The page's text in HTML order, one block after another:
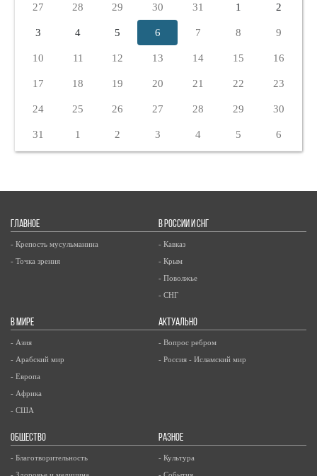
27 28 29 30 31 1 2
3 4 5 6 7 8 9
10 11 12 13 14 15 16
17 18 19 20 21 22 23
24 25 26 27 28 29 30
31 1 2 3 4 5 6
ГЛАВНОЕ
- Крепость мусульманина
- Точка зрения
В РОССИИ И СНГ
- Кавказ
- Крым
- Поволжье
- СНГ
В МИРЕ
- Азия
- Арабский мир
- Европа
- Африка
- США
АКТУАЛЬНО
- Вопрос ребром
- Россия - Исламский мир
ОБЩЕСТВО
- Благотворительность
РАЗНОЕ
- Культура